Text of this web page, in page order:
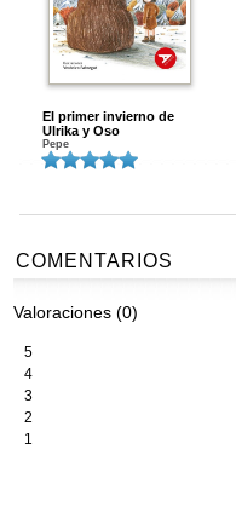
El primer invierno de
Ulrika y Oso
Pepe
COMENTARIOS
Valoraciones (0)
5
4
3
2
1